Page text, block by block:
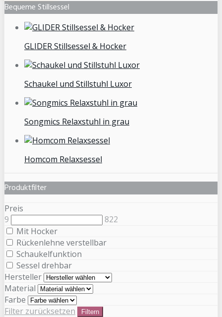
Bequeme Stillsessel
GLIDER Stillsessel & Hocker
Schaukel und Stillstuhl Luxor
Songmics Relaxstuhl in grau
Homcom Relaxsessel
Produktfilter
Preis
9
822
Mit Hocker
Rückenlehne verstellbar
Schaukelfunktion
Sessel drehbar
Hersteller
Material
Farbe
Filter zurücksetzen
Filtern